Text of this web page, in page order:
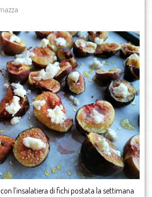
l’insalatiera di fichi postata la settimana